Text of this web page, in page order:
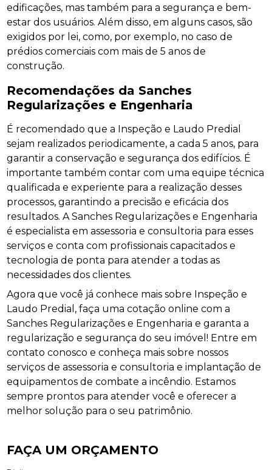
edificações, mas também para a segurança e bem-
estar dos usuários. Além disso, em alguns casos, são
exigidos por lei, como, por exemplo, no caso de
prédios comerciais com mais de 5 anos de
construção.
Recomendações da Sanches
Regularizações e Engenharia
É recomendado que a Inspeção e Laudo Predial
sejam realizados periodicamente, a cada 5 anos, para
garantir a conservação e segurança dos edifícios. É
importante também contar com uma equipe técnica
qualificada e experiente para a realização desses
processos, garantindo a precisão e eficácia dos
resultados. A Sanches Regularizações e Engenharia
é especialista em assessoria e consultoria para esses
serviços e conta com profissionais capacitados e
tecnologia de ponta para atender a todas as
necessidades dos clientes.
Agora que você já conhece mais sobre Inspeção e
Laudo Predial, faça uma cotação online com a
Sanches Regularizações e Engenharia e garanta a
regularização e segurança do seu imóvel! Entre em
contato conosco e conheça mais sobre nossos
serviços de assessoria e consultoria e implantação de
equipamentos de combate a incêndio. Estamos
sempre prontos para atender você e oferecer a
melhor solução para o seu patrimônio.
FAÇA UM ORÇAMENTO